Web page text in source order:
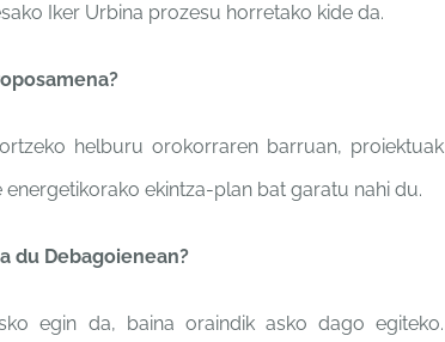
Iker Urbina prozesu horretako kide da.
helburu orokorraren barruan, proiektuak
energetikorako ekintza-plan bat garatu nahi du.
du Debagoienean?
egin da, baina oraindik asko dago egiteko.